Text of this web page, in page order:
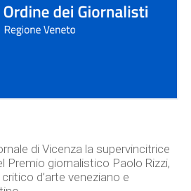
di Vicenza la supervincitrice
Premio giornalistico Paolo Rizzi,
d’arte veneziano e